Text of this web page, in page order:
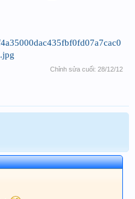
Chỉnh sửa cuối: 28/12/12